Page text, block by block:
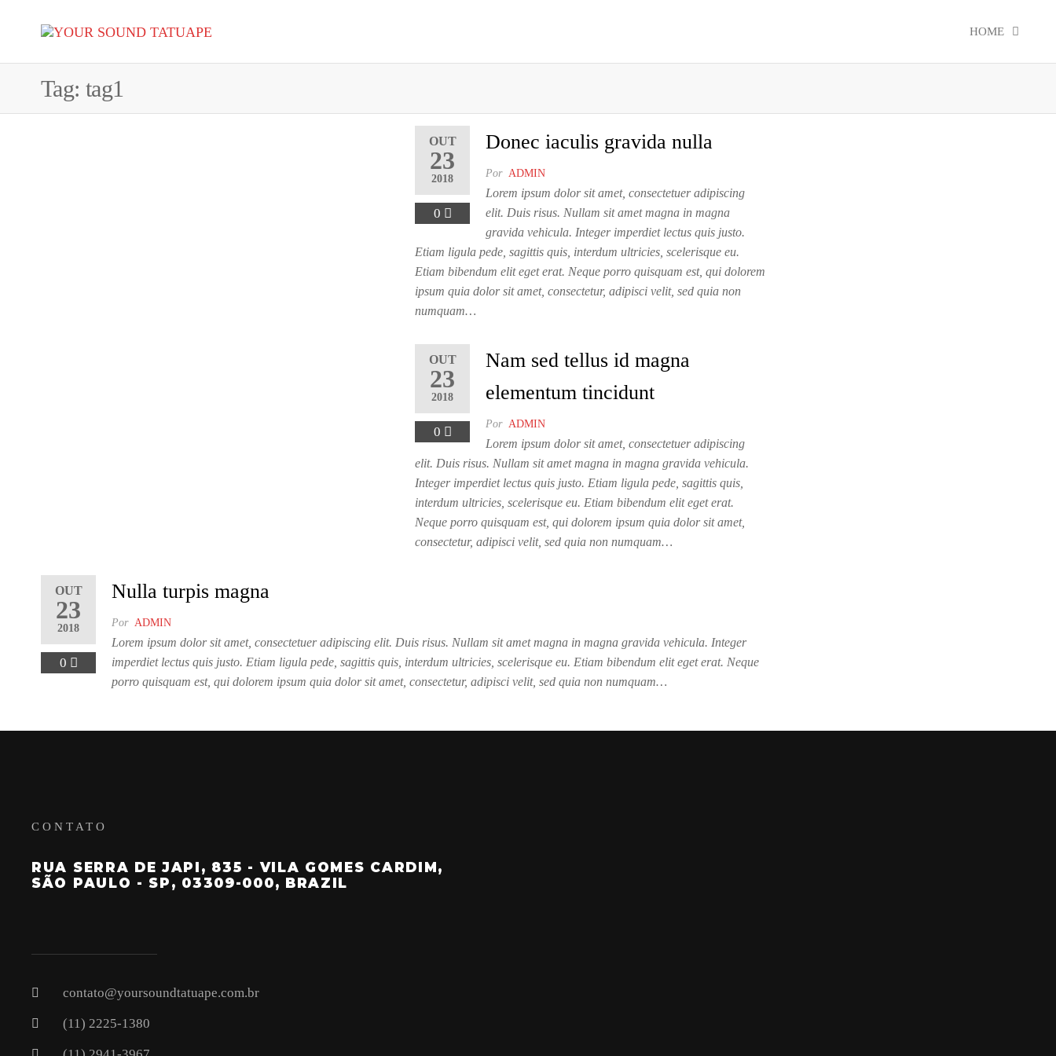
tatuape
HOME
Tag: tag1
OUT
23
2018
0
Donec iaculis gravida nulla
Por ADMIN
Lorem ipsum dolor sit amet, consectetuer adipiscing
elit. Duis risus. Nullam sit amet magna in magna
gravida vehicula. Integer imperdiet lectus quis justo.
Etiam ligula pede, sagittis quis, interdum ultricies, scelerisque eu.
Etiam bibendum elit eget erat. Neque porro quisquam est, qui dolorem
ipsum quia dolor sit amet, consectetur, adipisci velit, sed quia non
numquam…
OUT
23
2018
0
Nam sed tellus id magna
elementum tincidunt
Por ADMIN
Lorem ipsum dolor sit amet, consectetuer adipiscing
elit. Duis risus. Nullam sit amet magna in magna gravida vehicula.
Integer imperdiet lectus quis justo. Etiam ligula pede, sagittis quis,
interdum ultricies, scelerisque eu. Etiam bibendum elit eget erat.
Neque porro quisquam est, qui dolorem ipsum quia dolor sit amet,
consectetur, adipisci velit, sed quia non numquam…
OUT
23
2018
0
Nulla turpis magna
Por ADMIN
Lorem ipsum dolor sit amet, consectetuer adipiscing elit. Duis risus. Nullam sit amet magna in magna gravida vehicula. Integer
imperdiet lectus quis justo. Etiam ligula pede, sagittis quis, interdum ultricies, scelerisque eu. Etiam bibendum elit eget erat. Neque
porro quisquam est, qui dolorem ipsum quia dolor sit amet, consectetur, adipisci velit, sed quia non numquam…
CONTATO
RUA SERRA DE JAPI, 835 - VILA GOMES CARDIM,
SÃO PAULO - SP, 03309-000, BRAZIL
contato@yoursoundtatuape.com.br
(11) 2225-1380